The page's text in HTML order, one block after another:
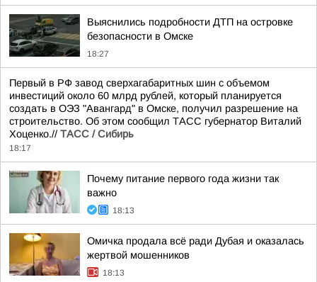
Выяснились подробности ДТП на островке
безопасности в Омске
18:27
Первый в РФ завод сверхагабаритных шин с объемом
инвестиций около 60 млрд рублей, который планируется
создать в ОЭЗ "Авангард" в Омске, получил разрешение на
строительство. Об этом сообщил ТАСС губернатор Виталий
Хоценко.// ТАСС / Сибирь
18:17
Почему питание первого года жизни так
важно
18:13
Омичка продала всё ради Дубая и оказалась
жертвой мошенников
18:13